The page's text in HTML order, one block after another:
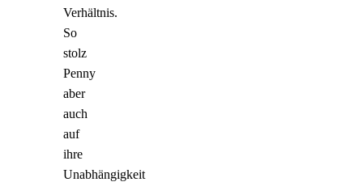
Verhältnis.
So
stolz
Penny
aber
auch
auf
ihre
Unabhängigkeit